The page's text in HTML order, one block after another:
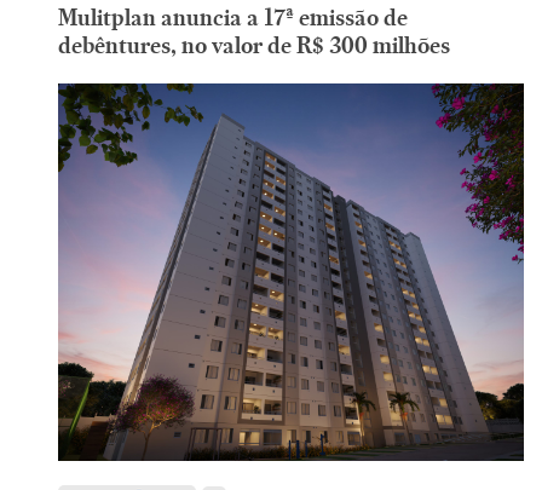
Mulitplan anuncia a 17ª emissão de
debêntures, no valor de R$ 300 milhões